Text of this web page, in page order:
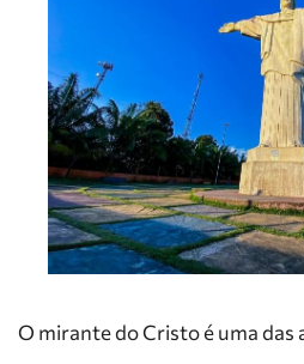
O mirante do Cristo é uma das